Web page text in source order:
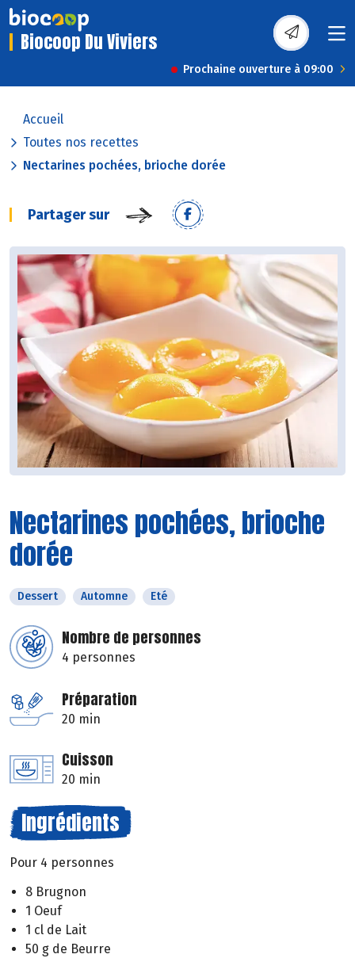
Biocoop Du Viviers
Prochaine ouverture à 09:00
Accueil
Toutes nos recettes
Nectarines pochées, brioche dorée
Partager sur
Nectarines pochées, brioche
dorée
Dessert Automne Eté
Nombre de personnes
4 personnes
Préparation
20 min
Cuisson
20 min
Ingrédients
Pour 4 personnes
8 Brugnon
1 Oeuf
1 cl de Lait
50 g de Beurre